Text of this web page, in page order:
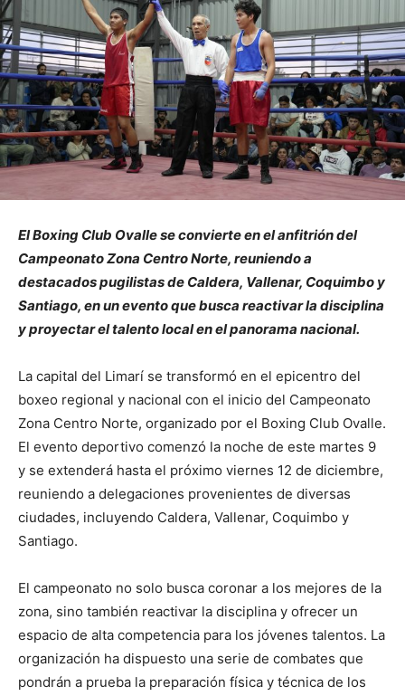
El Boxing Club Ovalle se convierte en el anfitrión del
Campeonato Zona Centro Norte, reuniendo a
destacados pugilistas de Caldera, Vallenar, Coquimbo y
Santiago, en un evento que busca reactivar la disciplina
y proyectar el talento local en el panorama nacional.
La capital del Limarí se transformó en el epicentro del
boxeo regional y nacional con el inicio del Campeonato
Zona Centro Norte, organizado por el Boxing Club Ovalle.
El evento deportivo comenzó la noche de este martes 9
y se extenderá hasta el próximo viernes 12 de diciembre,
reuniendo a delegaciones provenientes de diversas
ciudades, incluyendo Caldera, Vallenar, Coquimbo y
Santiago.
El campeonato no solo busca coronar a los mejores de la
zona, sino también reactivar la disciplina y ofrecer un
espacio de alta competencia para los jóvenes talentos. La
organización ha dispuesto una serie de combates que
pondrán a prueba la preparación física y técnica de los